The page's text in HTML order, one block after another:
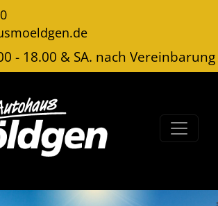
- 18.00 & SA. nach Vereinbarung